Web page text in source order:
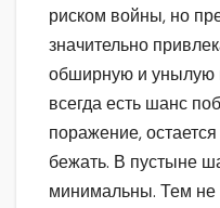
риском войны, но
значительно
обширную и унылую
всегда есть шанс
поражение,
бежать. В пустыне
минимальны. Тем не